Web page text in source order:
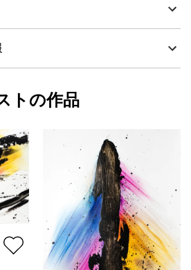
ル
生き物
以内
んに飛びうつってどんどん高いところ
のぼったコが今日のヒーローです。
する
トの作品